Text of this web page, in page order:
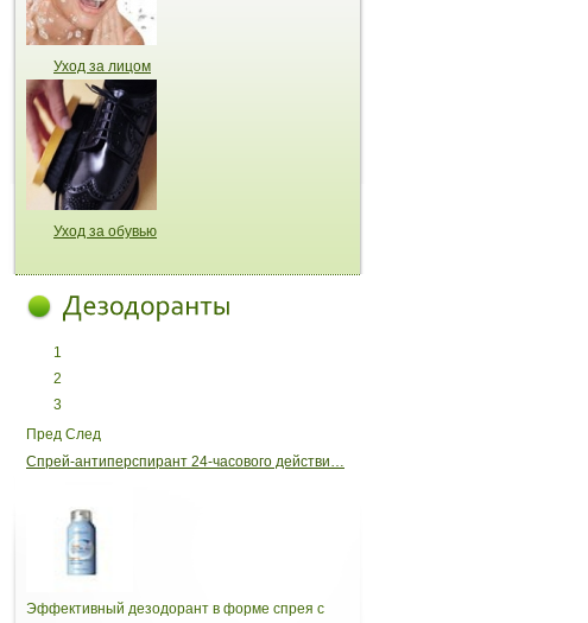
Уход за лицом
Уход за обувью
1
2
3
Пред След
Спрей-антиперспирант 24-часового действи…
Эффективный дезодорант в форме спрея с